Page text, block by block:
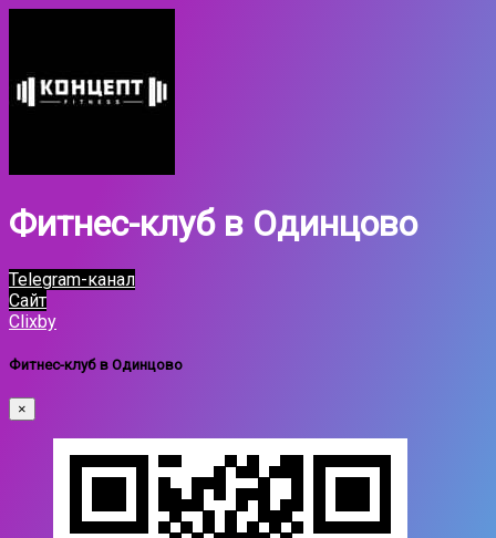
Фитнес-клуб в Одинцово
Telegram-канал
Сайт
Clixby
Фитнес-клуб в Одинцово
×